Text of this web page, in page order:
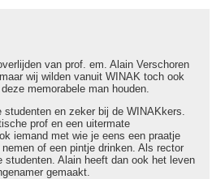
van prof. em. Alain Verschoren
wij wilden vanuit WINAK toch ook
memorabele man houden.
studenten en zeker bij de WINAKkers.
prof en een uitermate
iemand met wie je eens een praatje
of een pintje drinken. Als rector
Alain heeft dan ook het leven
gemaakt.